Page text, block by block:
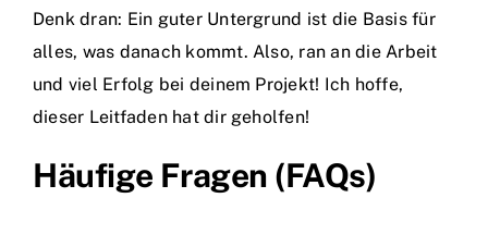
Denk dran: Ein guter Untergrund ist die Basis für
alles, was danach kommt. Also, ran an die Arbeit
und viel Erfolg bei deinem Projekt! Ich hoffe,
dieser Leitfaden hat dir geholfen!
Häufige Fragen (FAQs)